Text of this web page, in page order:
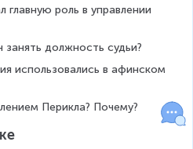
главную роль в управлении
должность судьи?
использовались в афинском
Перикла? Почему?